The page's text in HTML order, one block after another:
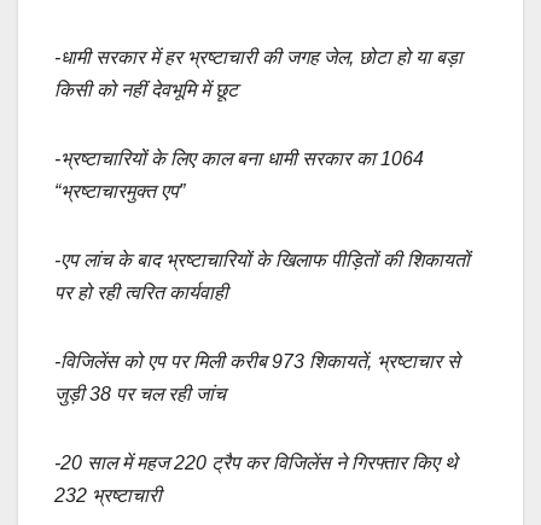
b
o
k
A
p
Li
-धामी सरकार में हर भ्रष्टाचारी की जगह जेल, छोटा हो या बड़ा
किसी को नहीं देवभूमि में छूट
-भ्रष्टाचारियों के लिए काल बना धामी सरकार का 1064
“भ्रष्टाचारमुक्त एप”
-एप लांच के बाद भ्रष्टाचारियों के खिलाफ पीड़ितों की शिकायतों
पर हो रही त्वरित कार्यवाही
-विजिलेंस को एप पर मिली करीब 973 शिकायतें, भ्रष्टाचार से
जुड़ी 38 पर चल रही जांच
-20 साल में महज 220 ट्रैप कर विजिलेंस ने गिरफ्तार किए थे
232 भ्रष्टाचारी